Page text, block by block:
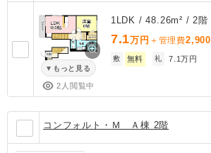
もっと見る
2人閲覧中
1LDK / 48.26m² / 2階
7.1万円 ＋管理費2,900
敷 無料 礼 7.1万円
コンフォルト・Ｍ Ａ棟 2階